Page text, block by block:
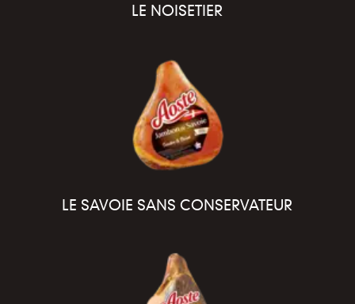
LE NOISETIER
LE SAVOIE SANS CONSERVATEUR